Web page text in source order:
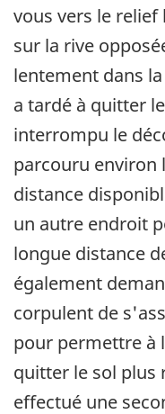
vous vers le
sur la rive
lentement dans
a tardé à quitter
interrompu le
parcouru environ
distance
un autre endroit
longue distance
également
corpulent de
pour permettre à
quitter le sol plus
effectué une